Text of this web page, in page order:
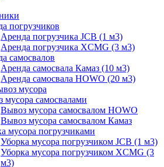
погрузчиков
Аренда погрузчика JCB (1 м3)
Аренда погрузчика XCMG (3 м3)
самосвалов
Аренда самосвала Камаз (10 м3)
Аренда самосвала HOWO (20 м3)
мусора
мусора самосвалами
Вывоз мусора самосвалом HOWO
Вывоз мусора самосвалом Камаз
мусора погрузчиками
Уборка мусора погрузчиком JCB (1 м3)
Уборка мусора погрузчиком XCMG (3
м3)